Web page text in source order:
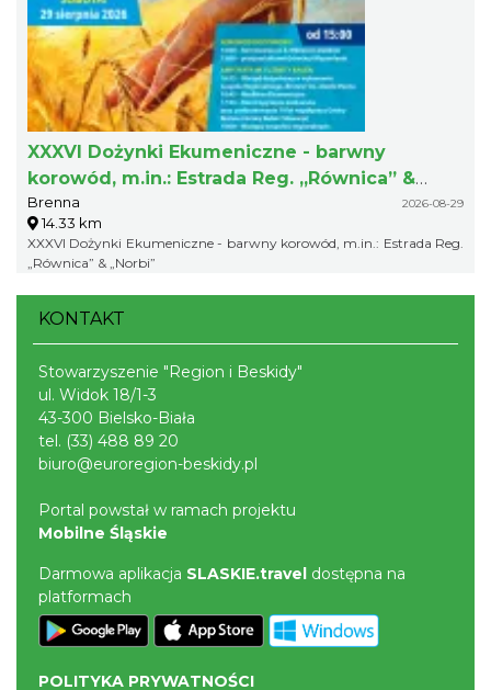
XXXVI Dożynki Ekumeniczne - barwny
korowód, m.in.: Estrada Reg. „Równica” &
„Norbi”
Brenna 2026-08-29
14.33 km
XXXVI Dożynki Ekumeniczne - barwny korowód, m.in.: Estrada Reg.
„Równica” & „Norbi”
KONTAKT
Stowarzyszenie "Region i Beskidy"
ul. Widok 18/1-3
43-300 Bielsko-Biała
tel. (33) 488 89 20
biuro@euroregion-beskidy.pl
Portal powstał w ramach projektu
Mobilne Śląskie
Darmowa aplikacja SLASKIE.travel dostępna na
platformach
POLITYKA PRYWATNOŚCI